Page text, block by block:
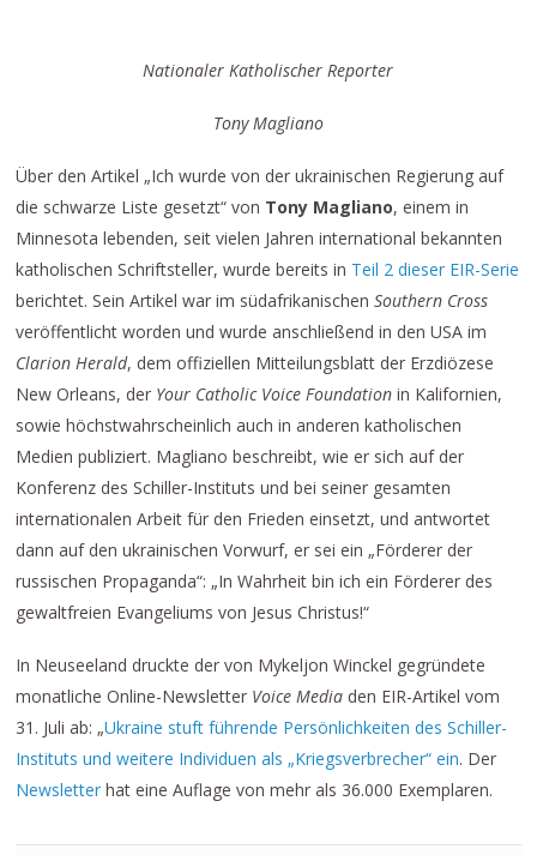
Nationaler Katholischer Reporter
Tony Magliano
Über den Artikel „Ich wurde von der ukrainischen Regierung auf
die schwarze Liste gesetzt“ von Tony Magliano, einem in
Minnesota lebenden, seit vielen Jahren international bekannten
katholischen Schriftsteller, wurde bereits in Teil 2 dieser EIR-Serie
berichtet. Sein Artikel war im südafrikanischen Southern Cross
veröffentlicht worden und wurde anschließend in den USA im
Clarion Herald, dem offiziellen Mitteilungsblatt der Erzdiözese
New Orleans, der Your Catholic Voice Foundation in Kalifornien,
sowie höchstwahrscheinlich auch in anderen katholischen
Medien publiziert. Magliano beschreibt, wie er sich auf der
Konferenz des Schiller-Instituts und bei seiner gesamten
internationalen Arbeit für den Frieden einsetzt, und antwortet
dann auf den ukrainischen Vorwurf, er sei ein „Förderer der
russischen Propaganda“: „In Wahrheit bin ich ein Förderer des
gewaltfreien Evangeliums von Jesus Christus!“
In Neuseeland druckte der von Mykeljon Winckel gegründete
monatliche Online-Newsletter Voice Media den EIR-Artikel vom
31. Juli ab: „Ukraine stuft führende Persönlichkeiten des Schiller-
Instituts und weitere Individuen als „Kriegsverbrecher“ ein. Der
Newsletter hat eine Auflage von mehr als 36.000 Exemplaren.